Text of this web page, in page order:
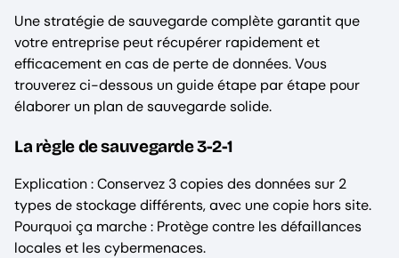
Une stratégie de sauvegarde complète garantit que
votre entreprise peut récupérer rapidement et
efficacement en cas de perte de données. Vous
trouverez ci-dessous un guide étape par étape pour
élaborer un plan de sauvegarde solide.
La règle de sauvegarde 3-2-1
Explication : Conservez 3 copies des données sur 2
types de stockage différents, avec une copie hors site.
Pourquoi ça marche : Protège contre les défaillances
locales et les cybermenaces.